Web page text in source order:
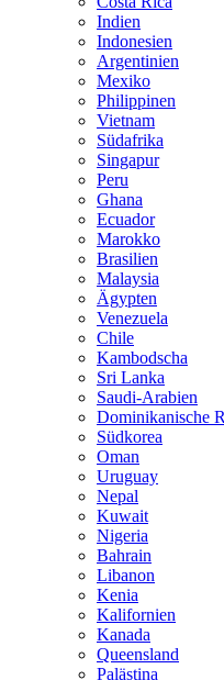
Indien
Indonesien
Argentinien
Mexiko
Philippinen
Vietnam
Südafrika
Singapur
Peru
Ghana
Ecuador
Marokko
Brasilien
Malaysia
Ägypten
Venezuela
Chile
Kambodscha
Sri Lanka
Saudi-Arabien
Dominikanische
Südkorea
Oman
Uruguay
Nepal
Kuwait
Nigeria
Bahrain
Libanon
Kenia
Kalifornien
Kanada
Queensland
Palästina